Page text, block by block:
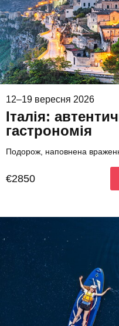
12–19 вересня 2026
Італія:
гастрономія
Подорож, наповнена
€2850